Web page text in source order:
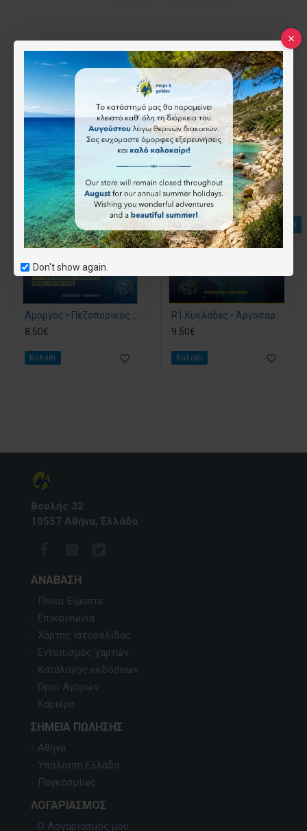
Don't show again.
RELATED PRODUCTS
8.50€
Καλάθι
9.50€
Καλάθι
Βουλής 32
10557 Αθήνα, Ελλάδα
ΑΝΆΒΑΣΗ
Ποιοι Είμαστε
Επικοινωνία
Χάρτης Ιστοσελίδας
Εντοπισμός χαρτών
Κατάλογος εκδόσεων
Όροι Αγορών
Καριέρα
ΣΗΜΕΊΑ ΠΏΛΗΣΗΣ
Αθήνα
Υπόλοιπη Ελλάδα
Παγκοσμίως
ΛΟΓΑΡΙΑΣΜΌΣ
Ο Λογαριασμός μου